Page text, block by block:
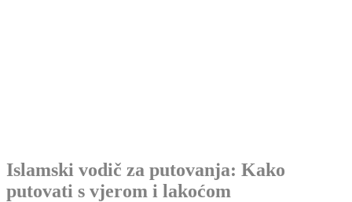
Islamski vodič za putovanja: Kako
putovati s vjerom i lakoćom